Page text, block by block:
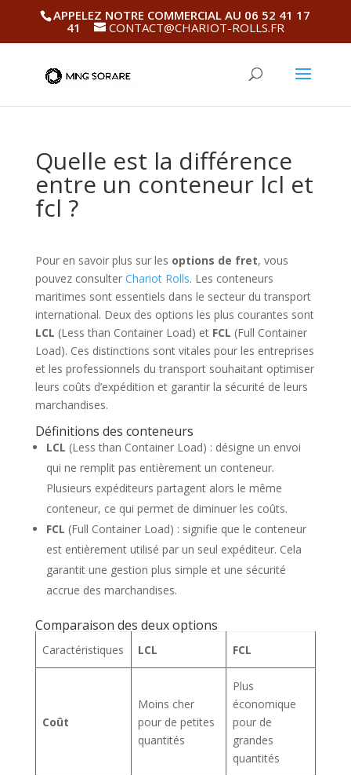
APPELEZ NOTRE COMMERCIAL AU 06 52 41 17
41
CONTACT@CHARIOT-ROLLS.FR
Quelle est la différence
entre un conteneur lcl et
fcl ?
Pour en savoir plus sur les options de fret, vous
pouvez consulter Chariot Rolls. Les conteneurs
maritimes sont essentiels dans le secteur du transport
international. Deux des options les plus courantes sont
LCL (Less than Container Load) et FCL (Full Container
Load). Ces distinctions sont vitales pour les entreprises
et les professionnels du transport souhaitant optimiser
leurs coûts d’expédition et garantir la sécurité de leurs
marchandises.
Définitions des conteneurs
LCL (Less than Container Load) : désigne un envoi
qui ne remplit pas entièrement un conteneur.
Plusieurs expéditeurs partagent alors le même
conteneur, ce qui permet de diminuer les coûts.
FCL (Full Container Load) : signifie que le conteneur
est entièrement utilisé par un seul expéditeur. Cela
garantit une gestion plus simple et une sécurité
accrue des marchandises.
Comparaison des deux options
Caractéristiques LCL FCL
Coût
Moins cher
pour de petites
quantités
Plus
économique
pour de
grandes
quantités